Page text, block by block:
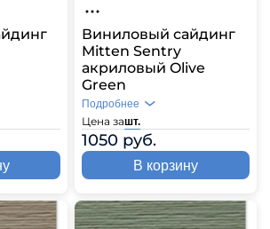
Виниловый сайдинг
Mitten Sentry
акриловый Olive
Green
Цена зашт.
1050 руб.
Подробнее
В корзину